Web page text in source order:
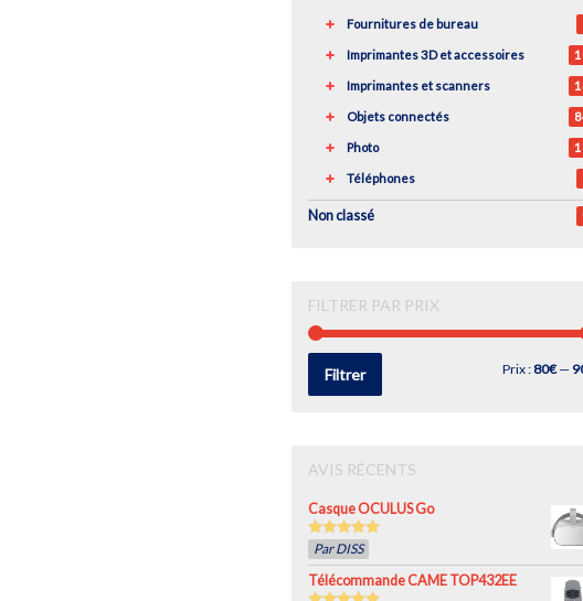
Fournitures de bureau
Imprimantes 3D et accessoires
Imprimantes et scanners
Objets connectés
Photo
Téléphones
Non classé
FILTRER PAR PRIX
Filtrer Prix :80€—
AVIS RÉCENTS
Casque OCULUS Go
out of 5
Par DISS
Télécommande CAME TOP432EE